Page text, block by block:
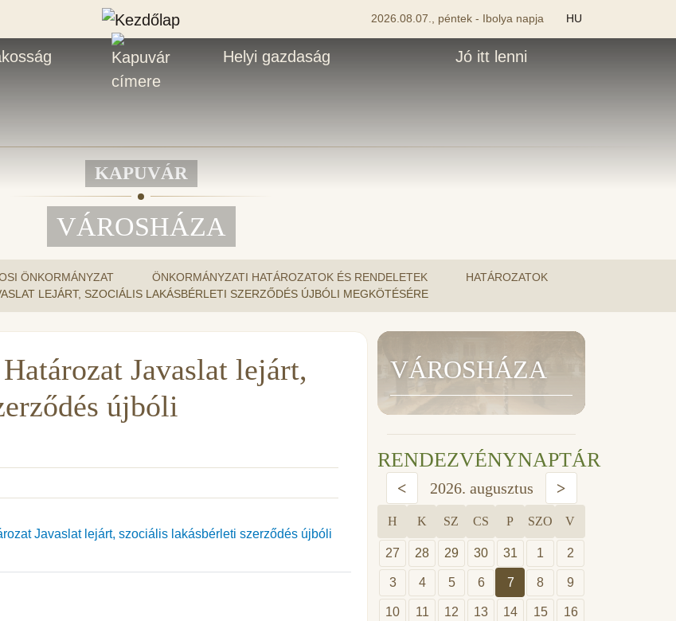
2026.08.07., péntek - Ibolya napja HU
Helyi gazdaság Jó itt lenni
KAPUVÁR
VÁROSHÁZA
ÖNKORMÁNYZAT ÖNKORMÁNYZATI HATÁROZATOK ÉS RENDELETEK
HATÁROZATOK
LEJÁRT, SZOCIÁLIS LAKÁSBÉRLETI SZERZŐDÉS ÚJBÓLI MEGKÖTÉSÉRE
Javaslat lejárt,
újbóli
Javaslat lejárt, szociális lakásbérleti szerződés újbóli
VÁROSHÁZA
RENDEZVÉNYNAPTÁR
< 2026. augusztus >
H K SZ CS P SZO V
27 28 29 30 31 1 2
3 4 5 6 7 8 9
10 11 12 13 14 15 16